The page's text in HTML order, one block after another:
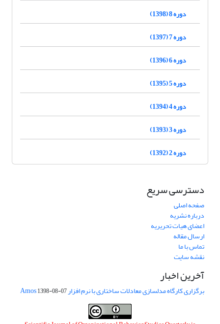
دوره 8 (1398)
دوره 7 (1397)
دوره 6 (1396)
دوره 5 (1395)
دوره 4 (1394)
دوره 3 (1393)
دوره 2 (1392)
دسترسی سریع
صفحه اصلی
درباره نشریه
اعضای هیات تحریریه
ارسال مقاله
تماس با ما
نقشه سایت
آخرین اخبار
برگزاری کارگاه مدلسازی معادلات ساختاری با نرم افزار Amos1398-08-07